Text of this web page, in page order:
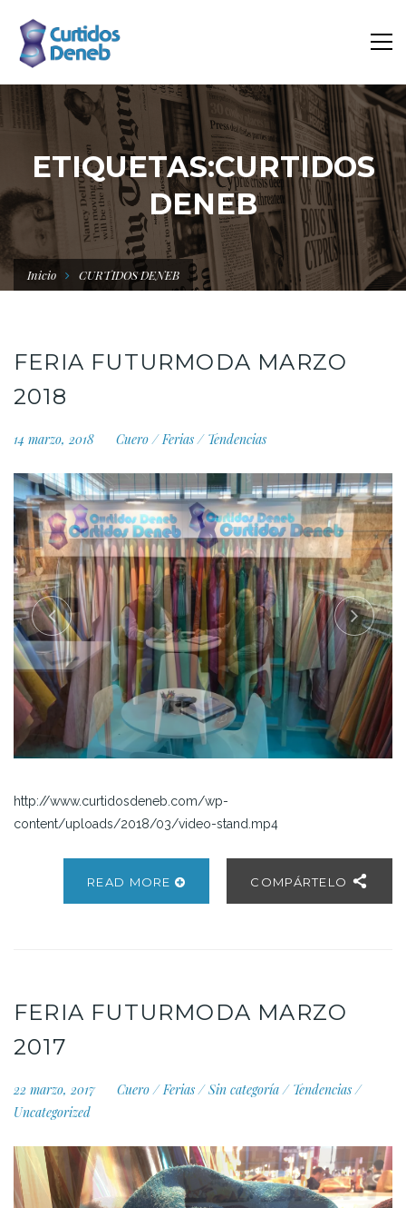
ETIQUETAS:CURTIDOS
DENEB
Inicio CURTIDOS DENEB
FERIA FUTURMODA MARZO
2018
14 marzo, 2018 Cuero/Ferias/ Tendencias
http://www.curtidosdeneb.com/wp-
content/uploads/2018/03/video-stand.mp4
READ MORE COMPÁRTELO
FERIA FUTURMODA MARZO
2017
22 marzo, 2017 Cuero/Ferias/Sin categoría/ Tendencias/
Uncategorized